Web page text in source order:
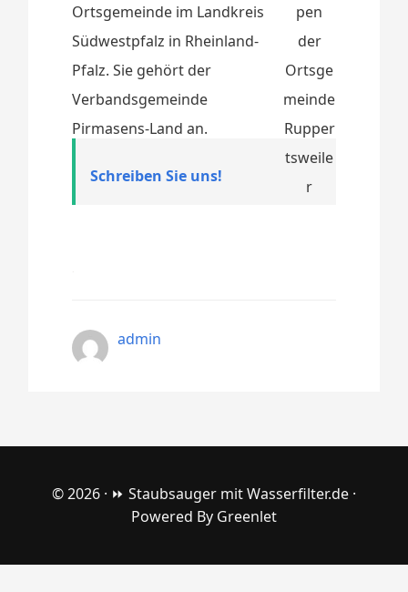
Ortsgemeinde im Landkreis
Südwestpfalz in Rheinland-
Pfalz. Sie gehört der
Verbandsgemeinde
Pirmasens-Land an.
Schreiben Sie uns!
admin
© 2026 · ⏩ Staubsauger mit Wasserfilter.de ·
Powered By Greenlet